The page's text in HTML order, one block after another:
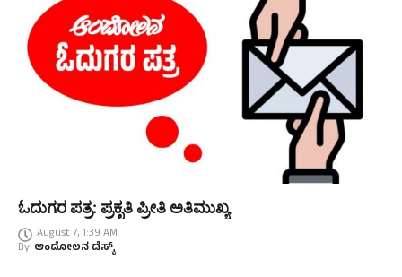
ಓದುಗರ ಪತ್ರ: ಪ್ರಕೃತಿ ಪ್ರೀತಿ ಅತಿಮುಖ್ಯ
August 7, 1:39 AM
By ಆಂದೋಲನ ಡೆಸ್ಕ್